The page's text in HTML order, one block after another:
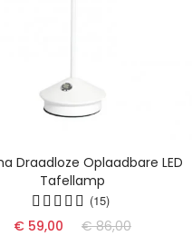
Draadloze Oplaadbare LED
Tafellamp
(15)
€ 59,00 € 86,00